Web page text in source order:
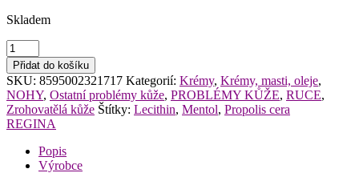
Skladem
Regina
BIObalzám
75ml
tuba
na
popraskanou
pokožku
množství
Přidat do košíku
SKU: 8595002321717 Kategorií: Krémy, Krémy, masti, oleje,
NOHY, Ostatní problémy kůže, PROBLÉMY KŮŽE, RUCE,
Zrohovatělá kůže Štítky: Lecithin, Mentol, Propolis cera
REGINA
Popis
Výrobce